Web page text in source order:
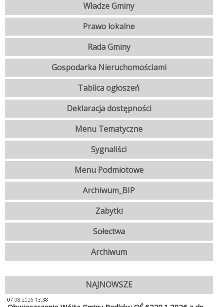
Władze Gminy
Prawo lokalne
Rada Gminy
Gospodarka Nieruchomościami
Tablica ogłoszeń
Deklaracja dostępności
Menu Tematyczne
Sygnaliści
Menu Podmiotowe
Archiwum_BIP
Zabytki
Sołectwa
Archiwum
NAJNOWSZE
07.08.2026 13:38